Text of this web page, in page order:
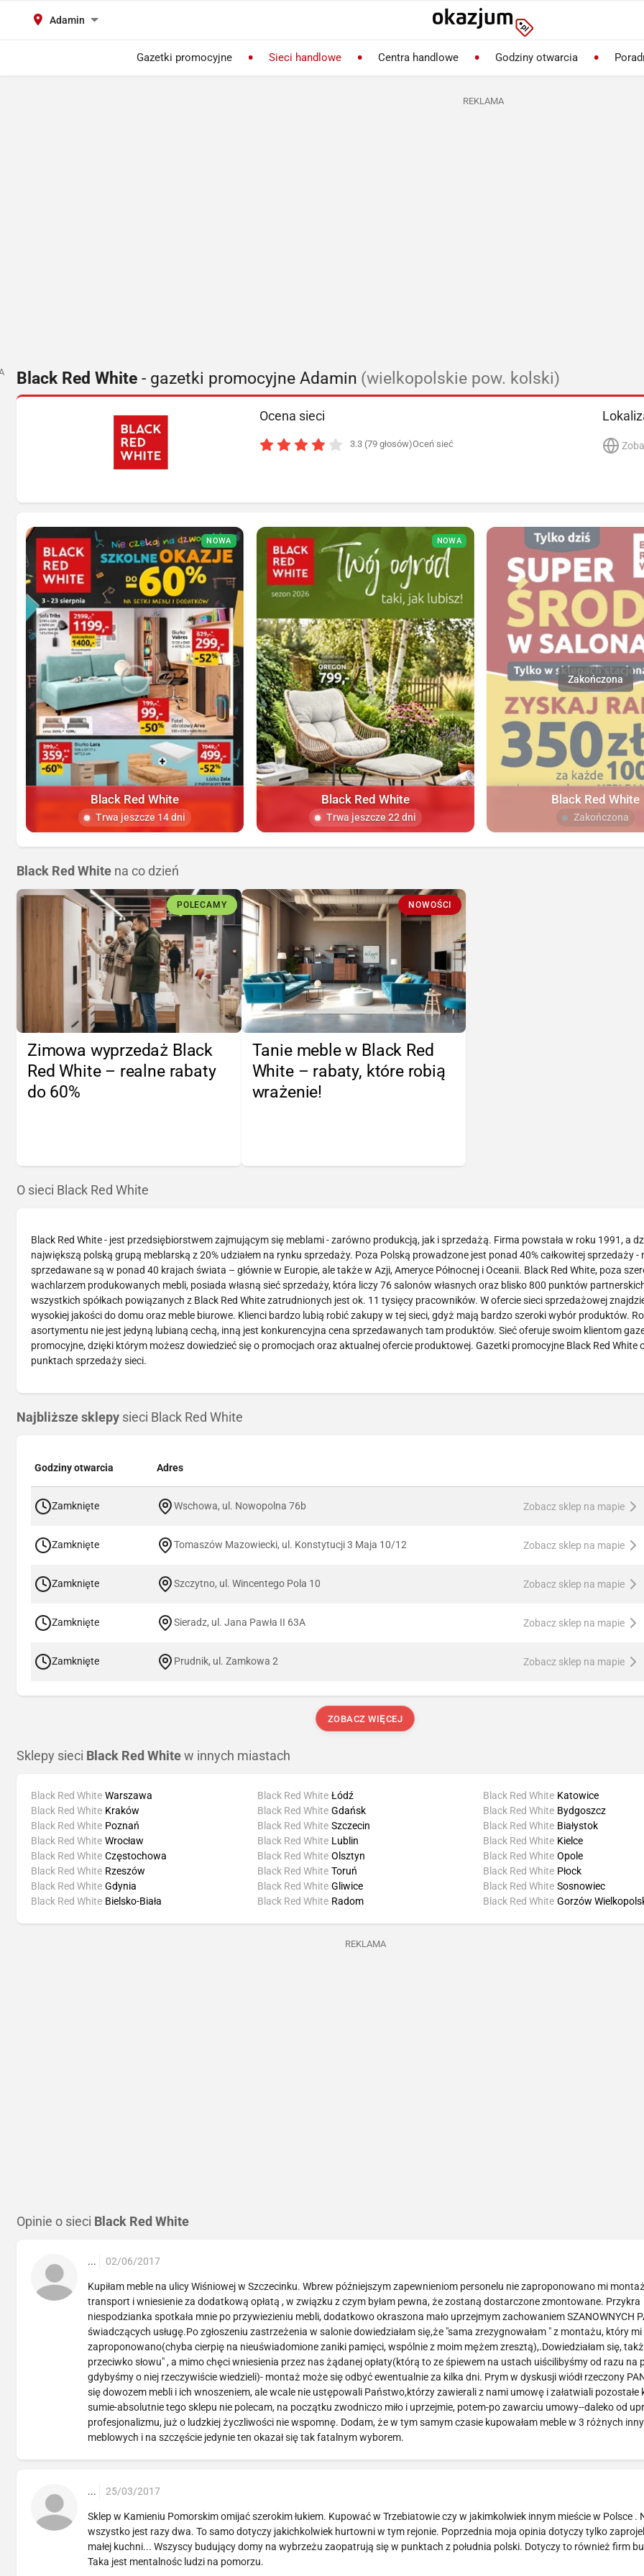
Adamin
Gazetki promocyjne Sieci handlowe Centra handlowe Godziny otwarcia
REKLAMA
Black Red White - gazetki promocyjne Adamin (wielkopolskie pow. kolski)
Ocena sieci
3.3 (79 głosów)Oceń sieć
NOWA
Black Red White
Trwa jeszcze 14 dni
NOWA
Black Red White
Trwa jeszcze 22 dni
Black Red White
Zakończona
Black Red White na co dzień
POLECAMY
Zimowa wyprzedaż Black
Red White – realne rabaty
do 60%
NOWOŚCI
Tanie meble w Black Red
White – rabaty, które robią
wrażenie!
O sieci Black Red White
Black Red White - jest przedsiębiorstwem zajmującym się meblami - zarówno produkcją, jak i sprzedażą. Firma powstała w roku 1991, a
największą polską grupą meblarską z 20% udziałem na rynku sprzedaży. Poza Polską prowadzone jest ponad 40% całkowitej sprzedaży -
sprzedawane są w ponad 40 krajach świata – głównie w Europie, ale także w Azji, Ameryce Północnej i Oceanii. Black Red White, poza
wachlarzem produkowanych mebli, posiada własną sieć sprzedaży, która liczy 76 salonów własnych oraz blisko 800 punktów
wszystkich spółkach powiązanych z Black Red White zatrudnionych jest ok. 11 tysięcy pracowników. W ofercie sieci sprzedażowej
wysokiej jakości do domu oraz meble biurowe. Klienci bardzo lubią robić zakupy w tej sieci, gdyż mają bardzo szeroki wybór produktów.
asortymentu nie jest jedyną lubianą cechą, inną jest konkurencyjna cena sprzedawanych tam produktów. Sieć oferuje swoim klientom
promocyjne, dzięki którym możesz dowiedzieć się o promocjach oraz aktualnej ofercie produktowej. Gazetki promocyjne Black Red White
punktach sprzedaży sieci.
Najbliższe sklepy sieci Black Red White
Godziny otwarcia Adres
Zamknięte Wschowa, ul. Nowopolna 76b Zobacz sklep na mapie
Zamknięte Tomaszów Mazowiecki, ul. Konstytucji 3 Maja 10/12 Zobacz sklep na mapie
Zamknięte Szczytno, ul. Wincentego Pola 10 Zobacz sklep na mapie
Zamknięte Sieradz, ul. Jana Pawła II 63A Zobacz sklep na mapie
Zamknięte Prudnik, ul. Zamkowa 2 Zobacz sklep na mapie
ZOBACZ WIĘCEJ
Sklepy sieci Black Red White w innych miastach
Black Red White Warszawa
Black Red White Kraków
Black Red White Poznań
Black Red White Wrocław
Black Red White Łódź
Black Red White Gdańsk
Black Red White Szczecin
Black Red White Lublin
Black Red White Katowice
Black Red White Bydgoszcz
Black Red White Białystok
Black Red White Kielce
Black Red White Częstochowa
Black Red White Rzeszów
Black Red White Gdynia
Black Red White Bielsko-Biała
Black Red White Olsztyn
Black Red White Toruń
Black Red White Gliwice
Black Red White Radom
Black Red White Opole
Black Red White Płock
Black Red White Sosnowiec
Black Red White Gorzów
REKLAMA
Opinie o sieci Black Red White
... 02/06/2017
Kupiłam meble na ulicy Wiśniowej w Szczecinku. Wbrew późniejszym zapewnieniom personelu nie zaproponowano mi
transport i wniesienie za dodatkową opłatą , w związku z czym byłam pewna, że zostaną dostarczone zmontowane. Przykra
niespodzianka spotkała mnie po przywiezieniu mebli, dodatkowo okraszona mało uprzejmym zachowaniem SZANOWNYCH
świadczących usługę.Po zgłoszeniu zastrzeżenia w salonie dowiedziałam się,że "sama zrezygnowałam " z montażu, który
zaproponowano(chyba cierpię na nieuświadomione zaniki pamięci, wspólnie z moim mężem zresztą),.Dowiedziałam się,
przeciwko słowu" , a mimo chęci wniesienia przez nas żądanej opłaty(którą to ze śpiewem na ustach uiścilibyśmy od razu na
gdybyśmy o niej rzeczywiście wiedzieli)- montaż może się odbyć ewentualnie za kilka dni. Prym w dyskusji wiódł rzeczony
się dowozem mebli i ich wnoszeniem, ale wcale nie ustępowali Państwo,którzy zawierali z nami umowę i załatwiali pozostałe
sumie-absolutnie tego sklepu nie polecam, na początku zwodniczo miło i uprzejmie, potem-po zawarciu umowy--daleko od
profesjonalizmu, już o ludzkiej życzliwości nie wspomnę. Dodam, że w tym samym czasie kupowałam meble w 3 różnych
meblowych i na szczęście jedynie ten okazał się tak fatalnym wyborem.
... 25/03/2017
Sklep w Kamieniu Pomorskim omijać szerokim łukiem. Kupować w Trzebiatowie czy w jakimkolwiek innym mieście w Polsce .
wszystko jest razy dwa. To samo dotyczy jakichkolwiek hurtowni w tym rejonie. Poprzednia moja opinia dotyczy tylko
małej kuchni... Wszyscy budujący domy na wybrzeżu zaopatrują się w punktach z południa polski. Dotyczy to również firm
Taka jest mentalnośc ludzi na pomorzu.